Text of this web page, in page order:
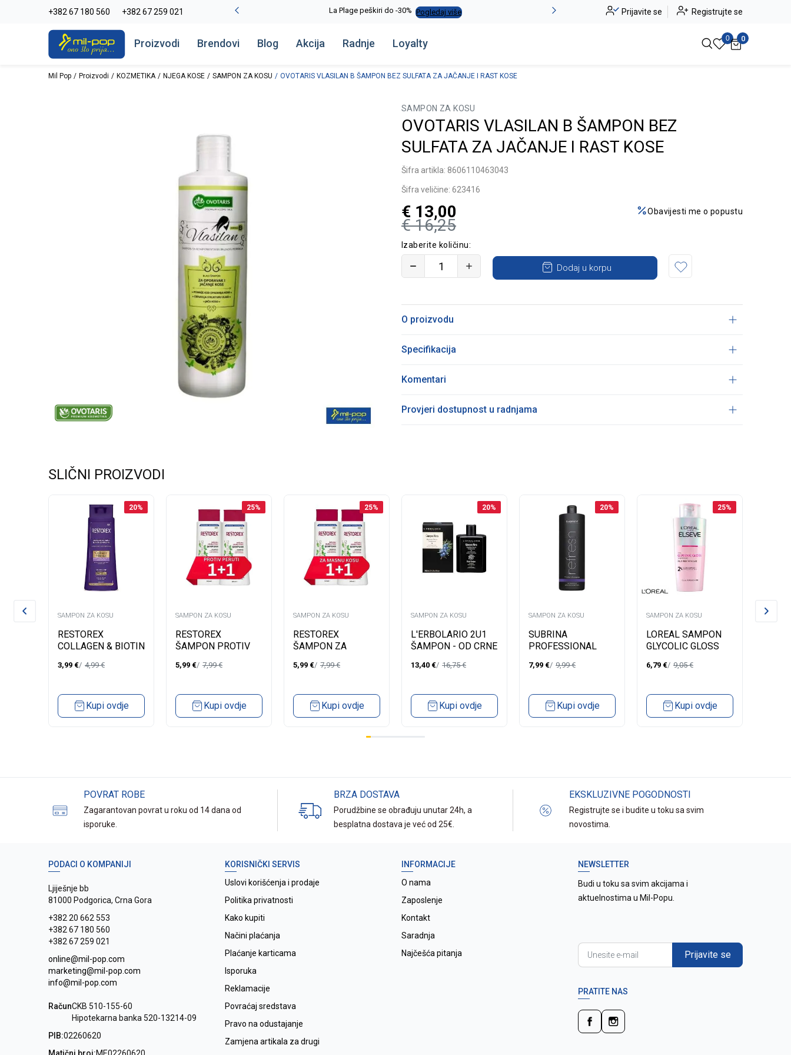
+382 67 180 560 +382 67 259 021
-20% na kompletan asortiman Pogledaj više La Plage peškiri do -30% Pogledaj više Alma Ras do -50% Pogledaj više
Prijavite se Registrujte se
Proizvodi Brendovi Blog Akcija Radnje Loyalty 0 0
Mil Pop Proizvodi KOZMETIKA NJEGA KOSE SAMPON ZA KOSU OVOTARIS VLASILAN B ŠAMPON BEZ SULFATA ZA JAČANJE I RAST KOSE
SAMPON ZA KOSU
OVOTARIS VLASILAN B ŠAMPON BEZ
SULFATA ZA JAČANJE I RAST KOSE
Šifra artikla: 8606110463043
Šifra veličine: 623416
€ 16,25
€ 13,00 Obavijesti me o popustu
Izaberite količinu:
Dodaj u korpu
O proizvodu
Specifikacija
Komentari
Provjeri dostupnost u radnjama
SLIČNI PROIZVODI
20%
SAMPON ZA KOSU
RESTOREX
COLLAGEN & BIOTIN
VOLUMEN KOSE
3,99 € 4,99€
Kupi ovdje
25%
SAMPON ZA KOSU
RESTOREX
ŠAMPON PROTIV
1+1
5,99 € 7,99€
Kupi ovdje
25%
SAMPON ZA KOSU
RESTOREX
ŠAMPON ZA
500ML -1+1
5,99 € 7,99€
Kupi ovdje
20%
SAMPON ZA KOSU
L'ERBOLARIO 2U1
ŠAMPON - OD CRNE
13,40 € 16,75€
Kupi ovdje
20%
SAMPON ZA KOSU
SUBRINA
PROFESSIONAL
SHAMPOO/1000ML
7,99 € 9,99€
Kupi ovdje
25%
SAMPON ZA KOSU
LOREAL SAMPON
GLYCOLIC GLOSS
6,79 € 9,05€
Kupi ovdje
POVRAT ROBE
Zagarantovan povrat u roku od 14 dana od
isporuke.
BRZA DOSTAVA
Porudžbine se obrađuju unutar 24h, a
besplatna dostava je već od 25€.
EKSKLUZIVNE POGODNOSTI
Registrujte se i budite u toku sa svim
novostima.
PODACI O KOMPANIJI
Ljiješnje bb
81000 Podgorica, Crna Gora
+382 20 662 553
+382 67 180 560
+382 67 259 021
online@mil-pop.com
marketing@mil-pop.com
info@mil-pop.com
RačunCKB 510-155-60
Hipotekarna banka 520-13214-09
PIB:02260620
KORISNIČKI SERVIS
Uslovi korišćenja i prodaje
Politika privatnosti
Kako kupiti
Načini plaćanja
Plaćanje karticama
Isporuka
Reklamacije
Povraćaj sredstava
Pravo na odustajanje
Zamjena artikala za drugi
INFORMACIJE
O nama
Zaposlenje
Kontakt
Saradnja
Najčešća pitanja
NEWSLETTER
Budi u toku sa svim akcijama i
aktuelnostima u Mil-Popu.
Prijavite se
PRATITE NAS